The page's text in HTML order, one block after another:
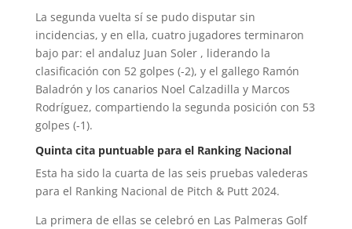
La segunda vuelta sí se pudo disputar sin
incidencias, y en ella, cuatro jugadores terminaron
bajo par: el andaluz Juan Soler , liderando la
clasificación con 52 golpes (-2), y el gallego Ramón
Baladrón y los canarios Noel Calzadilla y Marcos
Rodríguez, compartiendo la segunda posición con 53
golpes (-1).
Quinta cita puntuable para el Ranking Nacional
Esta ha sido la cuarta de las seis pruebas valederas
para el Ranking Nacional de Pitch & Putt 2024.
La primera de ellas se celebró en Las Palmeras Golf